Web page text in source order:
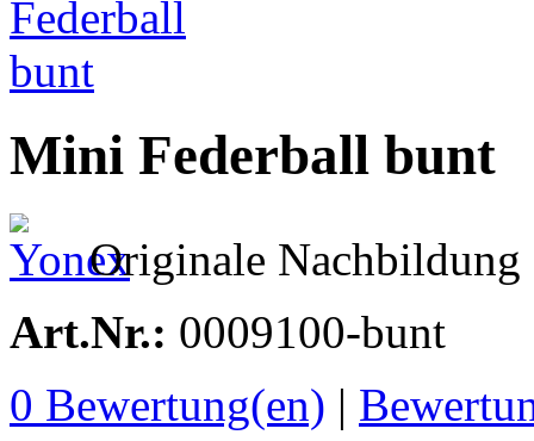
Mini Federball bunt
Originale Nachbildung
Art.Nr.: 0009100-bunt
0 Bewertung(en) |